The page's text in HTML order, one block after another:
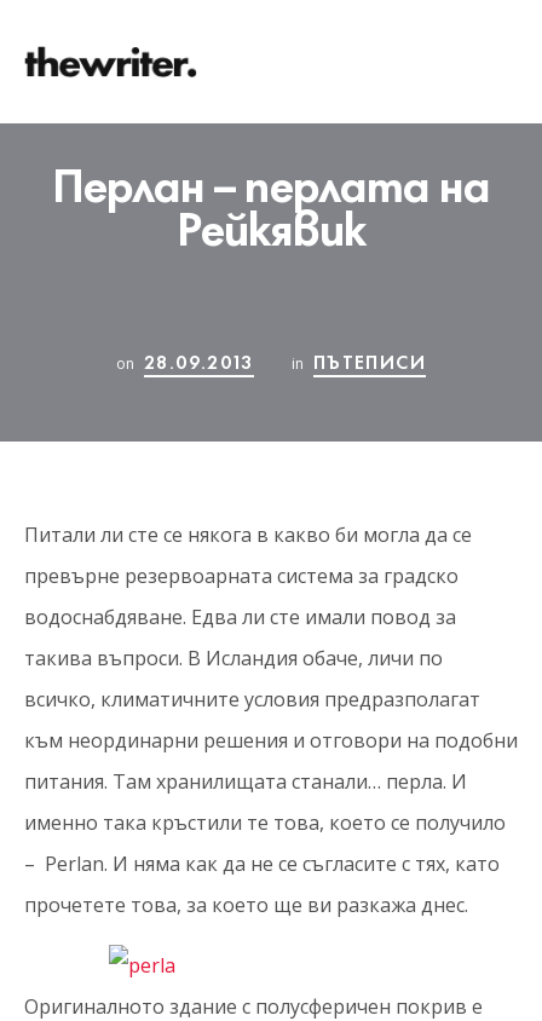
Перлан – перлата на
Рейкявик
on 28.09.2013 in ПЪТЕПИСИ
Питали ли сте се някога в какво би могла да се
превърне резервоарната система за градско
водоснабдяване. Едва ли сте имали повод за
такива въпроси. В Исландия обаче, личи по
всичко, климатичните условия предразполагат
към неординарни решения и отговори на подобни
питания. Там хранилищата станали… перла. И
именно така кръстили те това, което се получило
– Perlan. И няма как да не се съгласите с тях, като
прочетете това, за което ще ви разкажа днес.
Оригиналното здание с полусферичен покрив е